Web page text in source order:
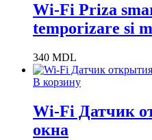
Wi-Fi Priza
temporizare si
340 MDL
В корзину
Wi-Fi Датчик
окна